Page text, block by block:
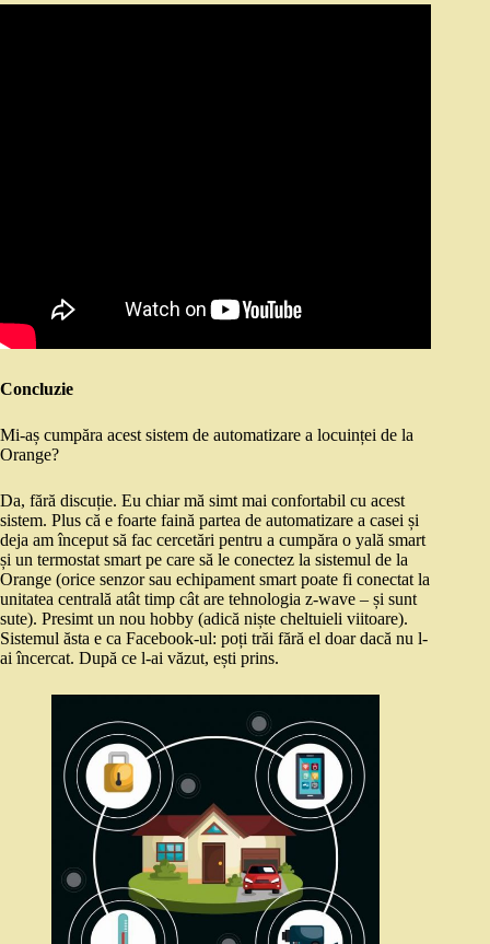
Concluzie
Mi-aș cumpăra acest sistem de automatizare a locuinței de la
Orange?
Da, fără discuție. Eu chiar mă simt mai confortabil cu acest
sistem. Plus că e foarte faină partea de automatizare a casei și
deja am început să fac cercetări pentru a cumpăra o yală smart
și un termostat smart pe care să le conectez la sistemul de la
Orange (orice senzor sau echipament smart poate fi conectat la
unitatea centrală atât timp cât are tehnologia z-wave – și sunt
sute). Presimt un nou hobby (adică niște cheltuieli viitoare).
Sistemul ăsta e ca Facebook-ul: poți trăi fără el doar dacă nu l-
ai încercat. După ce l-ai văzut, ești prins.